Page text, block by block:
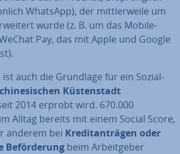
WhatsApp), der mitt­ler­wei­le um
wurde (z. B. um das Mobile-
Pay, das mit Apple und Google
ist auch die Grundlage für ein So­zi­al­
chi­ne­si­schen Küs­ten­stadt
2014 erprobt wird. 670.000
Alltag bereits mit einem Social Score,
anderem bei Kre­dit­an­trä­gen oder
Be­för­de­rung beim Ar­beit­ge­ber